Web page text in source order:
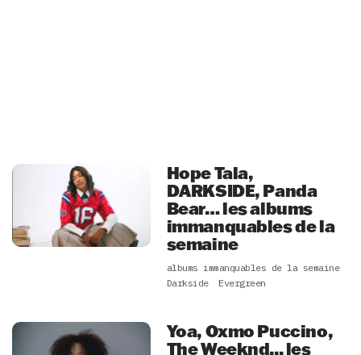
Hope Tala,
DARKSIDE, Panda
Bear… les albums
immanquables de la
semaine
albums immanquables de la semaine
Darkside
Evergreen
Yoa, Oxmo Puccino,
The Weeknd... les